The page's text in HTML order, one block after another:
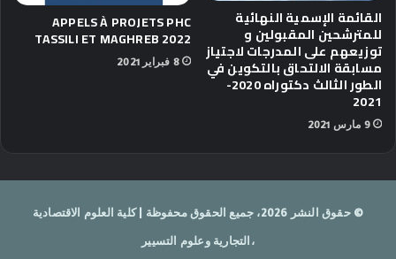
القائمة الإسمية النهائية
للمترشحين المقبولين و
توزيعهم على المدرجات لاجتياز
مسابقة الالتحاق بالتكوين في
الطور الثالث دكتوراه 2020-
2021
9 مارس 2021
APPELS À PROJETS PHC
TASSILI ET MAGHREB 2022
8 فبراير 2021
© حقوق النشر 2026، جميع الحقوق محفوظة | كلية العلوم الاقتصادية
،التجارية وعلوم التسيير